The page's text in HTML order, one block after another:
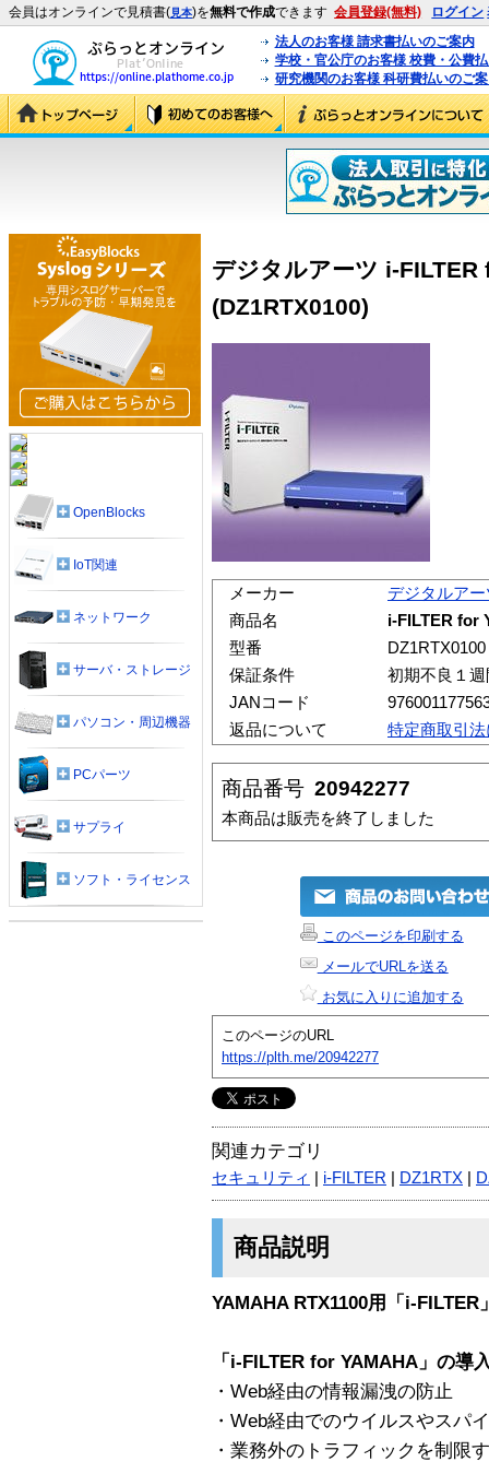
会員はオンラインで見積書(見本)を無料で作成できます 会員登録(無料) ログイン
法人のお客様 請求書払いのご案内
学校・官公庁のお客様 校費・公費
研究機関のお客様 科研費払いのご
デジタルアーツ i-
(DZ1RTX0100)
メーカー
デジタルアー
商品名
i-FILTER for
型番
DZ1RTX0100
保証条件
初期不良１週
JANコード
返品について
特定商取引
商品番号 20942277
本商品は販売を終了しました
このページを印刷する
メールでURLを送る
お気に入りに追加する
このページのURL
https://plth.me/20942277
関連カテゴリ
セキュリティ i-FILTER DZ1RTX
商品説明
YAMAHA RTX1100用「i-
「i-FILTER for YAMAHA」の導
・Web経由の情報漏洩の防止
・Web経由でのウイルスやスパ
・業務外のトラフィックを制限
OpenBlocks
IoT関連
ネットワーク
サーバ・ストレージ
パソコン・周辺機器
PCパーツ
サプライ
ソフト・ライセンス